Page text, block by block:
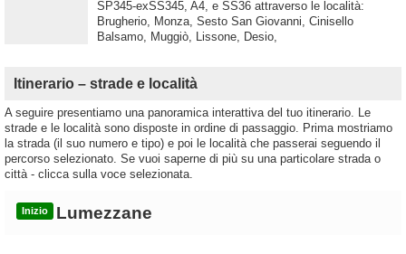
SP345-exSS345, A4, e SS36 attraverso le località:
Brugherio, Monza, Sesto San Giovanni, Cinisello
Balsamo, Muggiò, Lissone, Desio,
Itinerario – strade e località
A seguire presentiamo una panoramica interattiva del tuo itinerario. Le
strade e le località sono disposte in ordine di passaggio. Prima mostriamo
la strada (il suo numero e tipo) e poi le località che passerai seguendo il
percorso selezionato. Se vuoi saperne di più su una particolare strada o
città - clicca sulla voce selezionata.
Inizio Lumezzane